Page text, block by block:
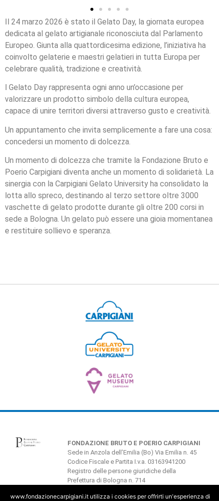
Il 24 marzo 2026 è stato il Gelato Day, la giornata europea
dedicata al gelato artigianale riconosciuta dal Parlamento
Europeo. Giunta alla quattordicesima edizione, l’iniziativa ha
coinvolto gelaterie e maestri gelatieri in tutta Europa per
celebrare qualità, tradizione e creatività.
l Gelato Day rappresenta ogni anno un’occasione per
valorizzare un prodotto simbolo della cultura europea,
capace di unire territori diversi attraverso gusto e creatività.
Un appuntamento che invita semplicemente a fare una cosa:
concedersi un momento di dolcezza.
Un momento di dolcezza che tramite la Fondazione Bruto e
Poerio Carpigiani diventa anche un momento di solidarietà. La
sinergia con la Carpigiani Gelato University ha consolidato la
lotta allo spreco, destinando al terzo settore oltre 3000
vaschette di gelato prodotte durante gli oltre 200 corsi in
sede a Bologna. Un gelato può essere una gioia momentanea
e restituire sollievo e speranza.
FONDAZIONE BRUTO E POERIO CARPIGIANI
Sede in Anzola dell’Emilia (Bo) Via Emilia n. 45
Codice Fiscale e Partita I.v.a. 03163941200
Registro delle persone giuridiche della
Prefettura di Bologna n. 714
www.fondazionecarpigiani.it utilizza i cookies per offrirti un'esperienza di